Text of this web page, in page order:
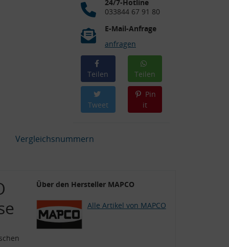
24/7-Hotline
033844 67 91 80
E-Mail-Anfrage
anfragen
Teilen Teilen
Tweet
Pin
it
Vergleichsnummern
Über den Hersteller MAPCO
Alle Artikel von MAPCO